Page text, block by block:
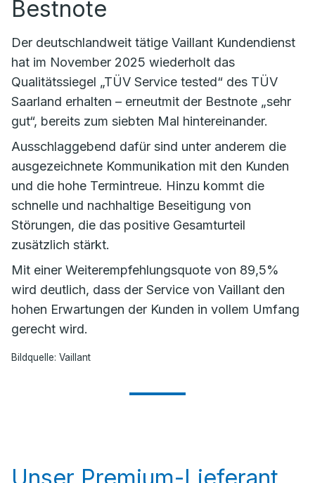
Bestnote
Der deutschlandweit tätige Vaillant Kundendienst
hat im November 2025 wiederholt das
Qualitätssiegel „TÜV Service tested“ des TÜV
Saarland erhalten – erneutmit der Bestnote „sehr
gut“, bereits zum siebten Mal hintereinander.
Ausschlaggebend dafür sind unter anderem die
ausgezeichnete Kommunikation mit den Kunden
und die hohe Termintreue. Hinzu kommt die
schnelle und nachhaltige Beseitigung von
Störungen, die das positive Gesamturteil
zusätzlich stärkt.
Mit einer Weiterempfehlungsquote von 89,5%
wird deutlich, dass der Service von Vaillant den
hohen Erwartungen der Kunden in vollem Umfang
gerecht wird.
Bildquelle: Vaillant